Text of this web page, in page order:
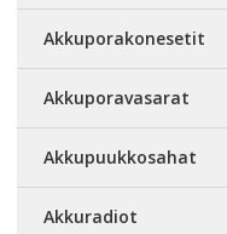
Akkuporakonesetit
Akkuporavasarat
Akkupuukkosahat
Akkuradiot